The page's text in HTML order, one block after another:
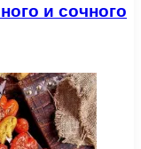
и сочного